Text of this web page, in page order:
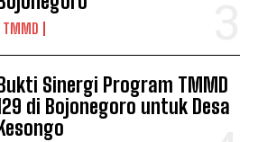
TMMD
Bukti Sinergi Program TMMD
di Bojonegoro untuk Desa
Kesongo